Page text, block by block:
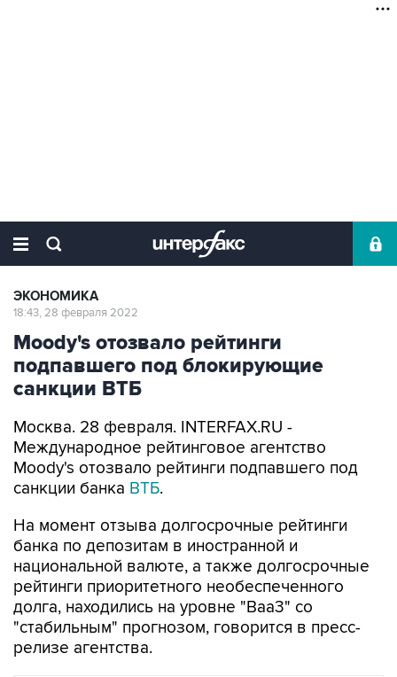
ЭКОНОМИКА
18:43, 28 февраля 2022
Moody's отозвало рейтинги
подпавшего под блокирующие
санкции ВТБ
Москва. 28 февраля. INTERFAX.RU -
Международное рейтинговое агентство
Moody's отозвало рейтинги подпавшего под
санкции банка ВТБ.
На момент отзыва долгосрочные рейтинги
банка по депозитам в иностранной и
национальной валюте, а также долгосрочные
рейтинги приоритетного необеспеченного
долга, находились на уровне "Baa3" со
"стабильным" прогнозом, говорится в пресс-
релизе агентства.